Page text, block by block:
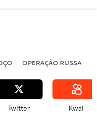
OPERAÇÃO RUSSA
Twitter Kwai